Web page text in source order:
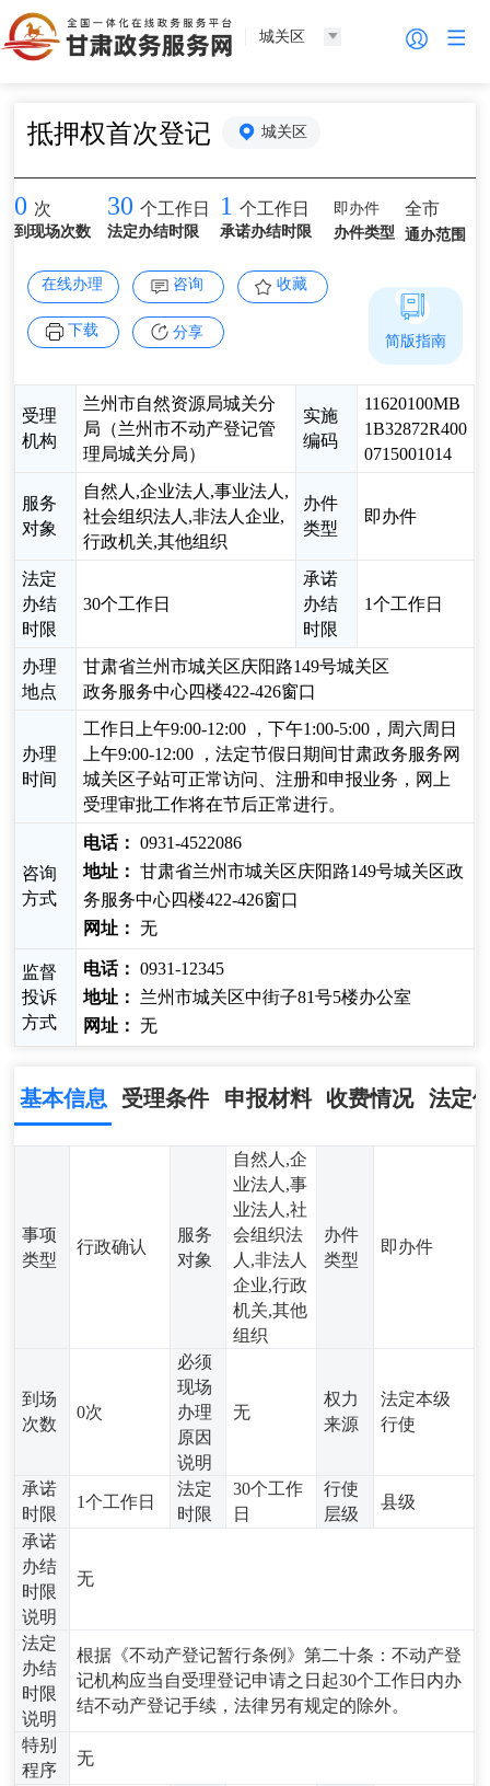
城关区
抵押权首次登记 城关区
0 次
到现场次数
30 个工作日
法定办结时限
1 个工作日
承诺办结时限
即办件
办件类型
全市
通办范围
在线办理 咨询 收藏
下载 分享
受理
机构
兰州市自然资源局城关分
局（兰州市不动产登记管
理局城关分局）
实施
编码
11620100MB
1B32872R400
0715001014
服务
对象
自然人,企业法人,事业法人,
社会组织法人,非法人企业,
行政机关,其他组织
办件
类型
即办件
法定
办结
时限
30个工作日
承诺
办结
时限
1个工作日
办理
地点
甘肃省兰州市城关区庆阳路149号城关区
政务服务中心四楼422-426窗口
办理
时间
工作日上午9:00-12:00 ，下午1:00-5:00，周六周日
上午9:00-12:00 ，法定节假日期间甘肃政务服务网
城关区子站可正常访问、注册和申报业务，网上
受理审批工作将在节后正常进行。
咨询
方式
电话： 0931-4522086
地址： 甘肃省兰州市城关区庆阳路149号城关区政
务服务中心四楼422-426窗口
网址： 无
监督
投诉
方式
电话： 0931-12345
地址：
兰州市城关区中街子81号5楼办公室
网址： 无
简版指南
基本信息 受理条件 申报材料 收费情况 法定
事项
类型
行政确认
服务
对象
自然人,企
业法人,事
业法人,社
会组织法
人,非法人
企业,行政
机关,其他
组织
办件
类型
即办件
到场
次数
0次
必须
现场
办理
原因
说明
无
权力
来源
法定本级
行使
承诺
时限
1个工作日
法定
时限
30个工作
日
行使
层级
县级
承诺
办结
时限
说明
无
法定
办结
时限
说明
根据《不动产登记暂行条例》第二十条：不动产登
记机构应当自受理登记申请之日起30个工作日内办
结不动产登记手续，法律另有规定的除外。
特别
程序
无